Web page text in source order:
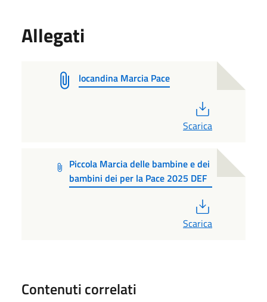
Allegati
locandina Marcia Pace
Scarica
Piccola Marcia delle bambine e dei
bambini dei per la Pace 2025 DEF
Scarica
Contenuti correlati